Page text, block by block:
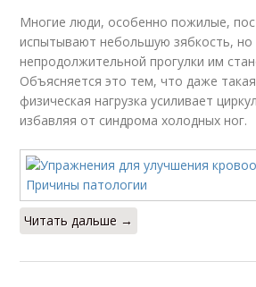
Многие люди, особенно пожилые,
испытывают небольшую зябкость, но
непродолжительной прогулки им
Объясняется это тем, что даже
физическая нагрузка усиливает
избавляя от синдрома холодных ног.
Читать дальше →